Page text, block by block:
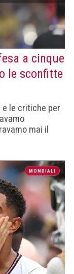
a cinque
le sconfitte
le critiche per
mai il
ma la
MONDIALI